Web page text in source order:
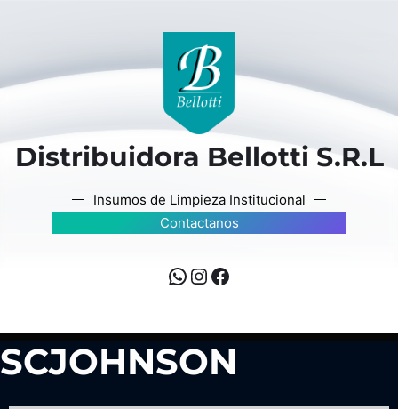
Distribuidora Bellotti S.R.L
Insumos de Limpieza Institucional
Contactanos
SCJOHNSON